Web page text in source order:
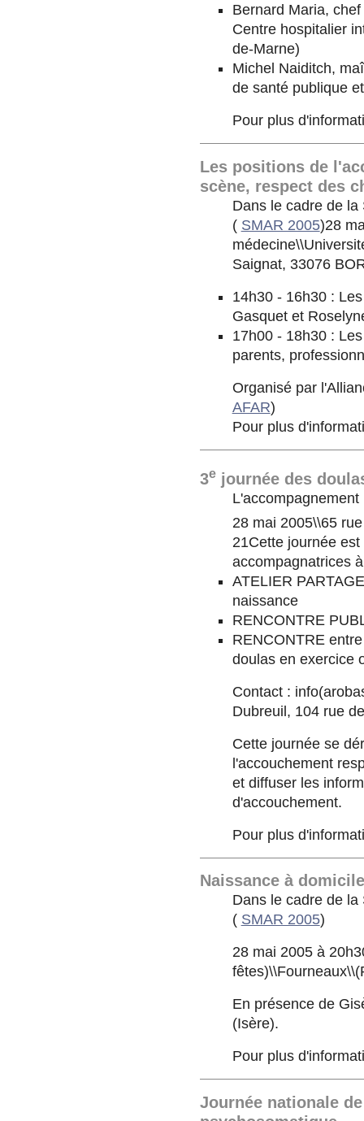
Bernard Maria,
Centre hospitalier
de-Marne)
Michel Naiditch,
de santé publique
Pour plus
Les positions de
scène, respect des
Dans le cadre de
( SMAR 2005)28
Saignat, 33076
14h30 - 16h30 :
Gasquet et
17h00 - 18h30 :
parents,
Organisé par
AFAR)
Pour plus
3ejournée des
28 mai 2005\\65
21Cette journée
accompagnatrices
ATELIER
naissance
RENCONTRE
RENCONTRE
doulas en exercice
Contact :
Dubreuil, 104 rue
Cette journée se
l'accouchement
et diffuser les
d'accouchement.
Pour plus
Naissance à
Dans le cadre de
( SMAR 2005)
28 mai 2005 à
En présence de
(Isère).
Pour plus
Journée nationale